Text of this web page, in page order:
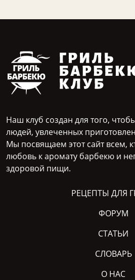
Наш клуб создан для того,
людей, увлеченных
Мы посвящаем этот сайт всем,
любовь к аромату барбекю и
здоровой пищи.
РЕЦЕПТЫ ДЛЯ
ФОРУМ
СТАТЬИ
СЛОВАРЬ
О НАС